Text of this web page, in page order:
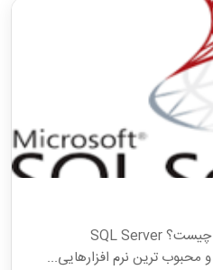
اس کیو ال سرور SQL server چیست؟ SQL Server